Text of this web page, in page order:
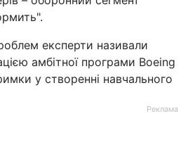
експерти називали
амбітної програми Boeing
у створенні навчального
Реклама